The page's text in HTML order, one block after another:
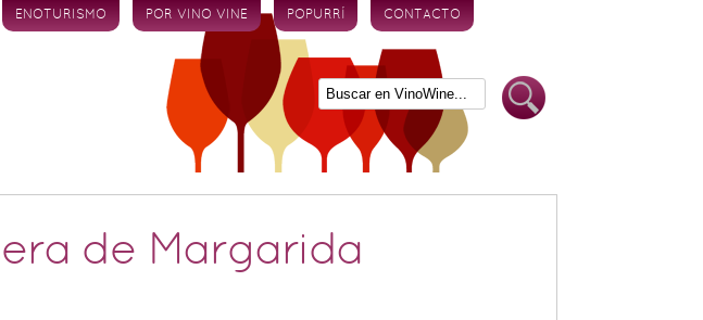
ENOTURISMO POR VINO VINE POPURRÍ CONTACTO
de Margarida